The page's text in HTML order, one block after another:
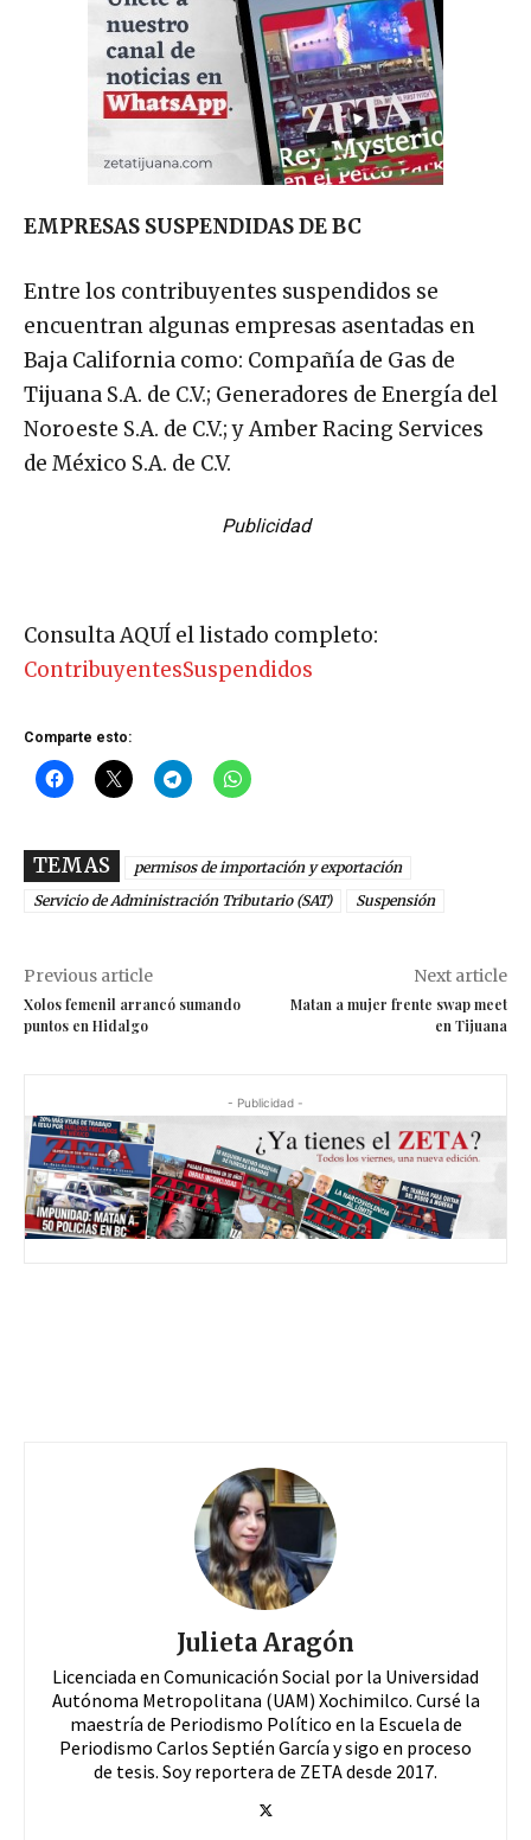
EMPRESAS SUSPENDIDAS DE BC
Entre los contribuyentes suspendidos se
encuentran algunas empresas asentadas en
Baja California como: Compañía de Gas de
Tijuana S.A. de C.V.; Generadores de Energía del
Noroeste S.A. de C.V.; y Amber Racing Services
de México S.A. de C.V.
Publicidad
Consulta AQUÍ el listado completo:
ContribuyentesSuspendidos
Comparte esto:
TEMAS
permisos de importación y exportación
Servicio de Administración Tributario (SAT)
Suspensión
Previous article
Xolos femenil arrancó sumando
puntos en Hidalgo
Next article
Matan a mujer frente swap meet
en Tijuana
- Publicidad -
Julieta Aragón
Licenciada en Comunicación Social por la Universidad
Autónoma Metropolitana (UAM) Xochimilco. Cursé la
maestría de Periodismo Político en la Escuela de
Periodismo Carlos Septién García y sigo en proceso
de tesis. Soy reportera de ZETA desde 2017.